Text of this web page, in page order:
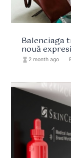
Balenciaga
nouă
hourglass_full 2 month ago